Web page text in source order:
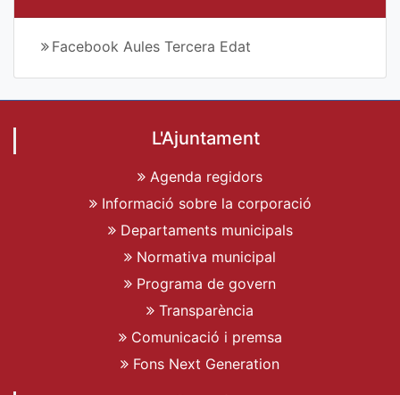
Facebook Aules Tercera Edat
L'Ajuntament
Agenda regidors
Informació sobre la corporació
Departaments municipals
Normativa municipal
Programa de govern
Transparència
Comunicació i premsa
Fons Next Generation